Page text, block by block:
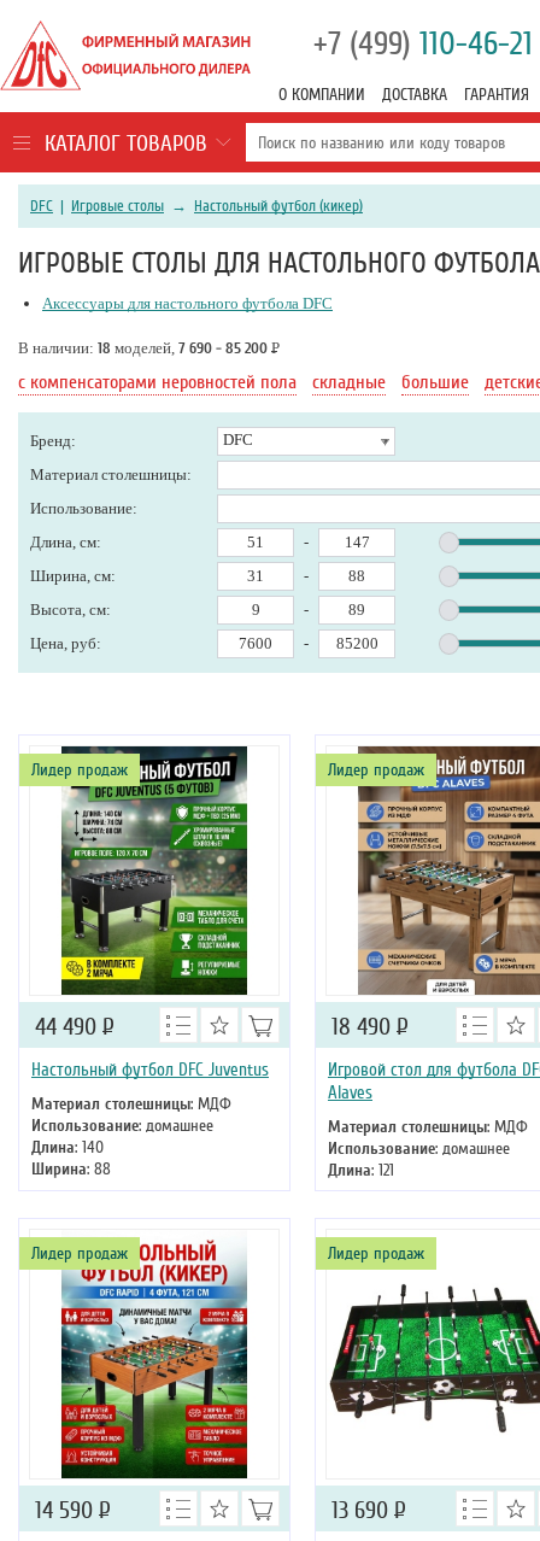
+7 (499) 110-46-21
О КОМПАНИИ ДОСТАВКА ГАРАНТИЯ
КАТАЛОГ ТОВАРОВ
DFC | Игровые столы → Настольный футбол (кикер)
ИГРОВЫЕ СТОЛЫ ДЛЯ НАСТОЛЬНОГО ФУТБОЛА
Аксессуары для настольного футбола DFC
В наличии: 18 моделей, 7 690 - 85 200 Р
с компенсаторами неровностей пола складные большие
Бренд:
DFC
Материал столешницы:
Использование:
Длина, см:
-
Ширина, см:
-
Высота, см:
-
Цена, руб:
-
Лидер продаж
Настольный футбол DFC Juventus
Материал столешницы: МДФ
Использование: домашнее
Длина: 140
Ширина: 88
Высота: 74 см
44 490 Р
Лидер продаж
Игровой стол для футбола
Alaves
Материал столешницы: МДФ
Использование: домашнее
Длина: 121
Ширина: 61
Высота: 79 см
18 490 Р
Лидер продаж
14 590 Р
Лидер продаж
13 690 Р